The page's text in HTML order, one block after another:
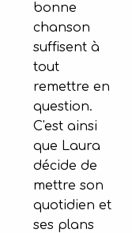
bonne
chanson
suffisent à
tout
remettre en
question.
C'est ainsi
que Laura
décide de
mettre son
quotidien et
ses plans